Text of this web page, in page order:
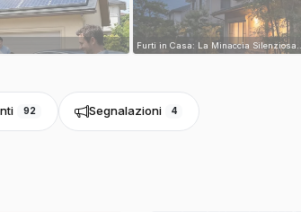
Furti in Casa: La Minaccia Silenziosa...
92 Segnalazioni 4